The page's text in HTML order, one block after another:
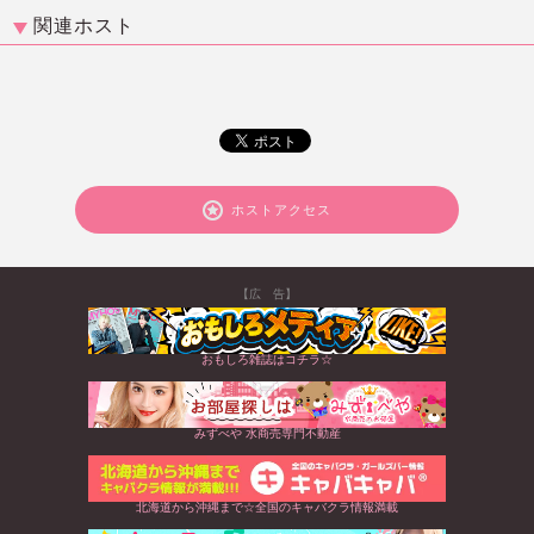
関連ホスト
ホストアクセス
【広 告】
おもしろ雑誌はコチラ☆
みずべや 水商売専門不動産
北海道から沖縄まで☆全国のキャバクラ情報満載